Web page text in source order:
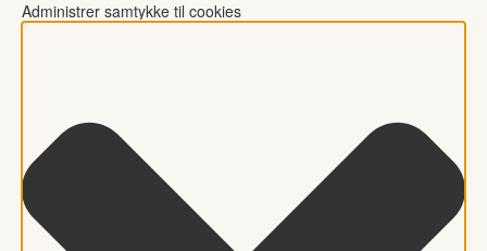
Administrer samtykke til cookies